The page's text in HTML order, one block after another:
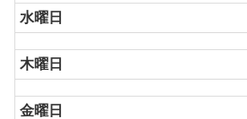
水曜日
木曜日
金曜日